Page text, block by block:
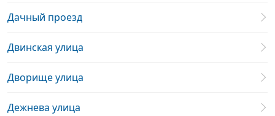
Дачный проезд
Двинская улица
Дворище улица
Дежнева улица